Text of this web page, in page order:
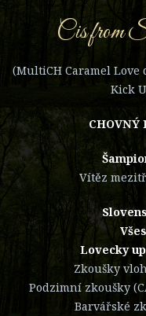
Cis from
(MultiCH Caramel
Kick
CHOVNÝ
Vítěz
Lovecky
Zkoušky
Podzimní zkoušky
Barvářské